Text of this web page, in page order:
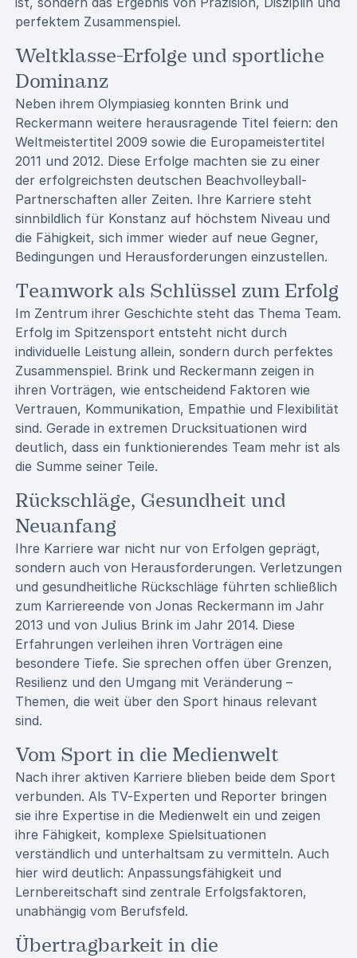
perfektem Zusammenspiel.
Weltklasse-Erfolge und sportliche
Dominanz
Neben ihrem Olympiasieg konnten Brink und
Reckermann weitere herausragende Titel feiern: den
Weltmeistertitel 2009 sowie die Europameistertitel
2011 und 2012. Diese Erfolge machten sie zu einer
der erfolgreichsten deutschen Beachvolleyball-
Partnerschaften aller Zeiten. Ihre Karriere steht
sinnbildlich für Konstanz auf höchstem Niveau und
die Fähigkeit, sich immer wieder auf neue Gegner,
Bedingungen und Herausforderungen einzustellen.
Teamwork als Schlüssel zum Erfolg
Im Zentrum ihrer Geschichte steht das Thema Team.
Erfolg im Spitzensport entsteht nicht durch
individuelle Leistung allein, sondern durch perfektes
Zusammenspiel. Brink und Reckermann zeigen in
ihren Vorträgen, wie entscheidend Faktoren wie
Vertrauen, Kommunikation, Empathie und Flexibilität
sind. Gerade in extremen Drucksituationen wird
deutlich, dass ein funktionierendes Team mehr ist als
die Summe seiner Teile.
Rückschläge, Gesundheit und
Neuanfang
Ihre Karriere war nicht nur von Erfolgen geprägt,
sondern auch von Herausforderungen. Verletzungen
und gesundheitliche Rückschläge führten schließlich
zum Karriereende von Jonas Reckermann im Jahr
2013 und von Julius Brink im Jahr 2014. Diese
Erfahrungen verleihen ihren Vorträgen eine
besondere Tiefe. Sie sprechen offen über Grenzen,
Resilienz und den Umgang mit Veränderung –
Themen, die weit über den Sport hinaus relevant
sind.
Vom Sport in die Medienwelt
Nach ihrer aktiven Karriere blieben beide dem Sport
verbunden. Als TV-Experten und Reporter bringen
sie ihre Expertise in die Medienwelt ein und zeigen
ihre Fähigkeit, komplexe Spielsituationen
verständlich und unterhaltsam zu vermitteln. Auch
hier wird deutlich: Anpassungsfähigkeit und
Lernbereitschaft sind zentrale Erfolgsfaktoren,
unabhängig vom Berufsfeld.
Übertragbarkeit in die